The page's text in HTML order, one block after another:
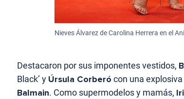
Nieves Álvarez de Carolina Herrera en el
Destacaron por sus imponentes vestidos,
Black’ y Úrsula Corberó con una
Balmain. Como supermodelos y mamás,